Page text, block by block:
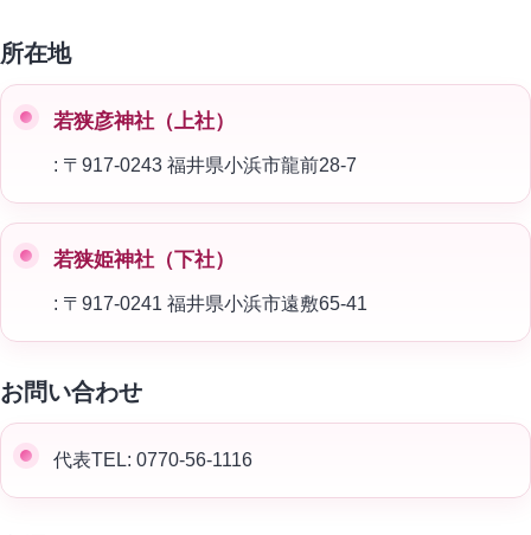
所在地
若狭彦神社（上社）
: 〒917-0243 福井県小浜市龍前28-7
若狭姫神社（下社）
: 〒917-0241 福井県小浜市遠敷65-41
お問い合わせ
代表TEL: 0770-56-1116